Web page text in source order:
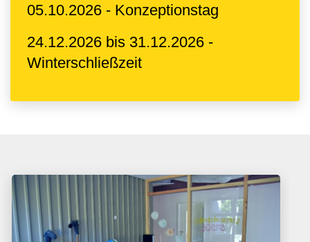
05.10.2026 - Konzeptionstag
24.12.2026 bis 31.12.2026 -
Winterschließzeit